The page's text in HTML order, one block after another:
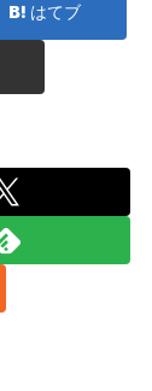
はてブ